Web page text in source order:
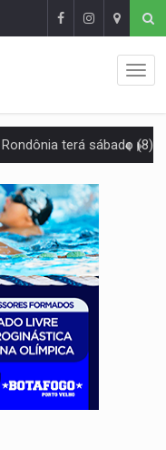
terá sábado (8) de calor
30 anos de espera, asfalto chega ao
estreia na programação do Festival de
'erro de digitação' em declaração de
servidores pelo adicional de incentivo com
DE LICITAÇÃO: Pregão Eletrônico Nº 12/
uma tonelada de drogas em fundo
os sorteados na promoção